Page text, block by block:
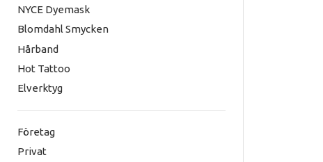
NYCE Dyemask
Blomdahl Smycken
Hårband
Hot Tattoo
Elverktyg
Företag
Privat